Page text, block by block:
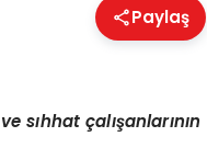
Paylaş
sıhhat çalışanlarının